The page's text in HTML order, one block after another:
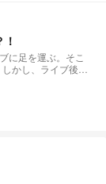
に足を運ぶ。そこ
かし、ライブ後、
熱烈なアプローチ